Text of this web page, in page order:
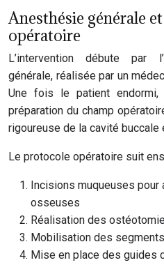
Anesthésie générale
opératoire
L’intervention débute par
générale, réalisée par un
Une fois le patient
préparation du champ
rigoureuse de la cavité buccale
Le protocole opératoire suit
Incisions muqueuses pour
osseuses
Réalisation des
Mobilisation des
Mise en place des guides